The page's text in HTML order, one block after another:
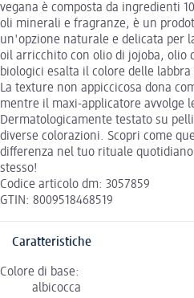
vegana è composta da ingredienti
oli minerali e fragranze, è un
un'opzione naturale e delicata per
oil arricchito con olio di jojoba, olio
biologici esalta il colore delle
La texture non appiccicosa dona
mentre il maxi-applicatore avvolge
Dermatologicamente testato su
diverse colorazioni. Scopri come
differenza nel tuo rituale
stesso!
Codice articolo dm: 3057859
GTIN: 8009518468519
Caratteristiche
Colore di base:
albicocca